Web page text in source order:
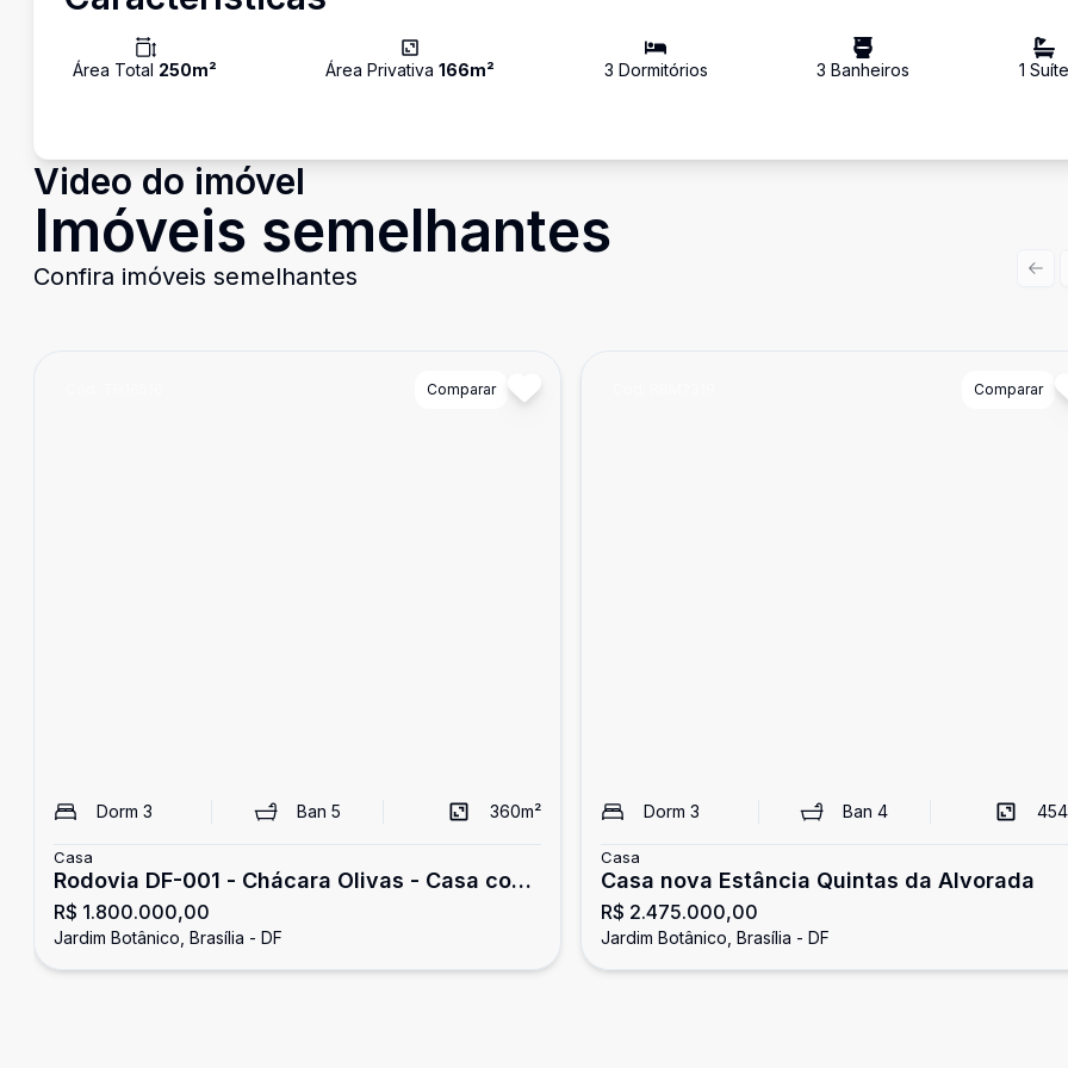
Área Total 250m² Área Privativa166m² 3 Dormitórios 3 Banheiros 1 Suíte
Video do imóvel
Imóveis semelhantes
Confira imóveis semelhantes
Comparar
Dorm 3 Ban5 360m²
Casa
Rodovia DF-001 - Chácara Olivas - Casa com
3 quartos suítes à venda - Altiplano Leste
R$ 1.800.000,00
Jardim Botânico, Brasília - DF
Comparar
Dorm 3 Ban4 454
Casa
Casa nova Estância Quintas da Alvorada
R$ 2.475.000,00
Jardim Botânico, Brasília - DF